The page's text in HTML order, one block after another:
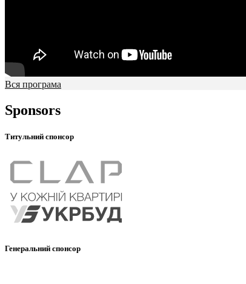
Вся програма
Sponsors
Титульний спонсор
Генеральний спонсор